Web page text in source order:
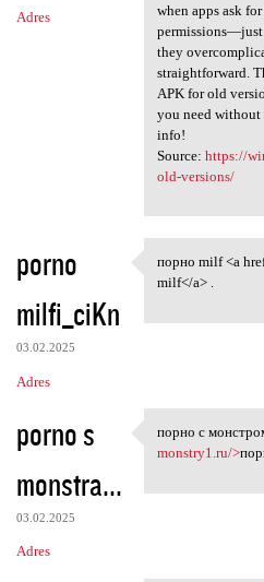
Adres
when apps ask
permissions—just
they
straightforward.
APK for old
you need without
info!
Source: https://
old-versions/
porno
milfi_ciKn
03.02.2025
Adres
порно milf <a
порно milf <a
milf</a> .
porno s
monstra...
03.02.2025
Adres
порно с
порно с
monstry1.ru/>